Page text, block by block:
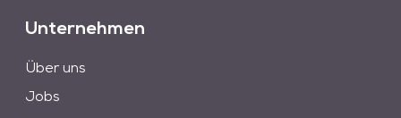
Unternehmen
Über uns
Jobs